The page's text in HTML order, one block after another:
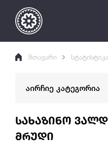
მთავარი სტატისტიკა
აირჩიე კატეგორია
ინტერაქტიული
სახაზინო
მრუდი